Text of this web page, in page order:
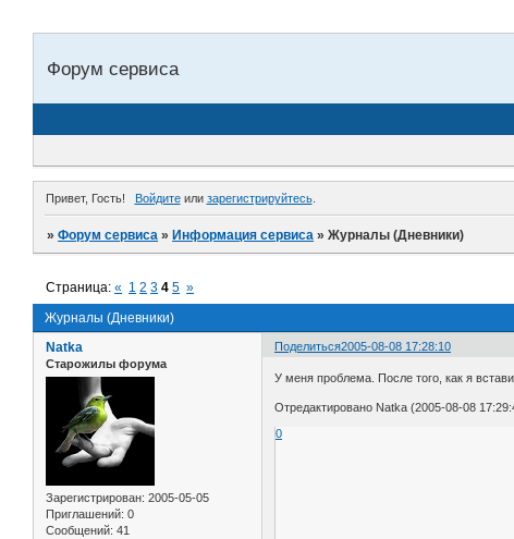
Форум сервиса
Привет, Гость! Войдитеили зарегистрируйтесь.
»Форум сервиса »Информация сервиса »Журналы (Дневники)
Журналы (Дневники)
Страница:« 1 2 3 4 5 »
Поделиться2005-08-08 17:28:10
Natka
Старожилы форума
Зарегистрирован: 2005-05-05
Приглашений: 0
Сообщений: 41
У меня проблема. После того, как я
Отредактировано Natka (2005-08-08
0